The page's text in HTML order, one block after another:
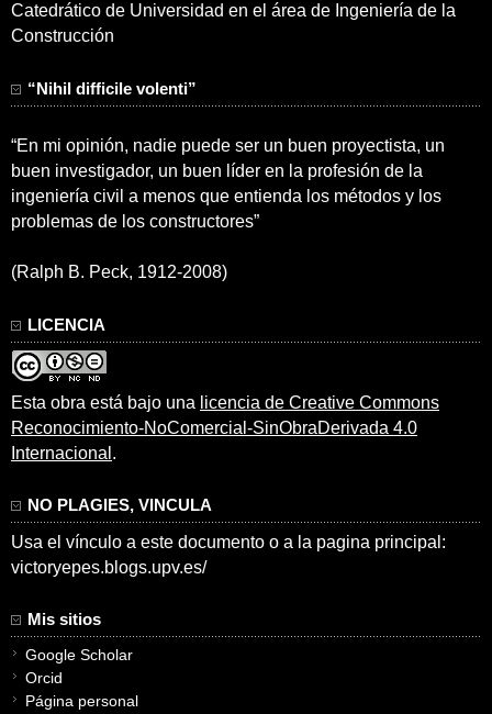
Catedrático de Universidad en el área de Ingeniería de la
Construcción
“Nihil difficile volenti”
“En mi opinión, nadie puede ser un buen proyectista, un
buen investigador, un buen líder en la profesión de la
ingeniería civil a menos que entienda los métodos y los
problemas de los constructores”
(Ralph B. Peck, 1912-2008)
LICENCIA
Esta obra está bajo una licencia de Creative Commons
Reconocimiento-NoComercial-SinObraDerivada 4.0
Internacional .
NO PLAGIES, VINCULA
Usa el vínculo a este documento o a la pagina principal:
victoryepes.blogs.upv.es/
Mis sitios
Google Scholar
Orcid
Página personal